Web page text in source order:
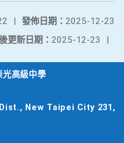
發佈日期： 2025-12-23
|
更新日期： 2025-12-23 |
光高級中學
New Taipei City 231,